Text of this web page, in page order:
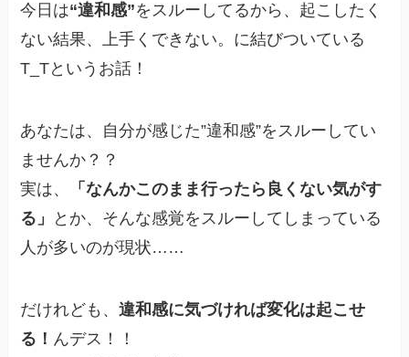
今日は“違和感”をスルーしてるから、起こしたく
ない結果、上手くできない。に結びついている
T_Tというお話！
あなたは、自分が感じた”違和感”をスルーしてい
ませんか？？
実は、
「なんかこのまま行ったら 良くない気がす
る」
とか、そんな感覚をスルーしてしまっている
人が多いのが現状……
だけれども、違和感に気づければ変化は起こせ
る！ んデス！！